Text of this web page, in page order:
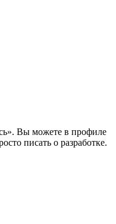
Вы можете в профиле
писать о разработке.